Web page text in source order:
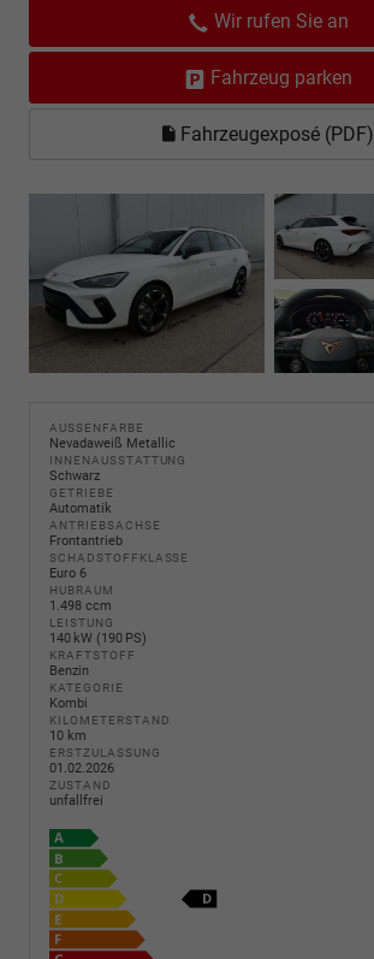
Wir rufen Sie an
Fahrzeug parken
Fahrzeugexposé (PDF)
AUSSENFARBE
Nevadaweiß Metallic
INNENAUSSTATTUNG
Schwarz
GETRIEBE
Automatik
ANTRIEBSACHSE
Frontantrieb
SCHADSTOFFKLASSE
Euro 6
HUBRAUM
1.498 ccm
LEISTUNG
140 kW (190 PS)
KRAFTSTOFF
Benzin
KATEGORIE
Kombi
KILOMETERSTAND
10 km
ERSTZULASSUNG
01.02.2026
ZUSTAND
unfallfrei